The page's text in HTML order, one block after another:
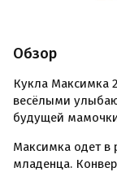
Обзор
Кукла Максимка
весёлыми
будущей
Максимка одет в
младенца.